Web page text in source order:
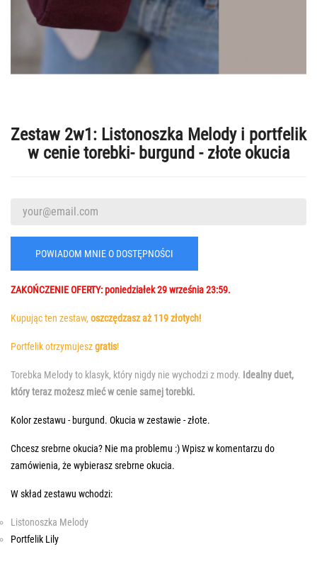
Zestaw 2w1: Listonoszka Melody i portfelik
w cenie torebki- burgund - złote okucia
POWIADOM MNIE O DOSTĘPNOŚCI
ZAKOŃCZENIEOFERTY: poniedziałek 29 września 23:59.
Kupując ten zestaw, oszczędzasz aż 119 złotych!
Portfelik otrzymujeszgratis!
Torebka Melody to klasyk, który nigdy nie wychodzi z mody. Idealny duet,
który teraz możesz mieć w cenie samej torebki.
Kolor zestawu - burgund. Okucia w zestawie - złote.
Chcesz srebrne okucia? Nie ma problemu :) Wpisz w komentarzu do
zamówienia, że wybierasz srebrne okucia.
W skład zestawu wchodzi:
Listonoszka Melody
Portfelik Lily